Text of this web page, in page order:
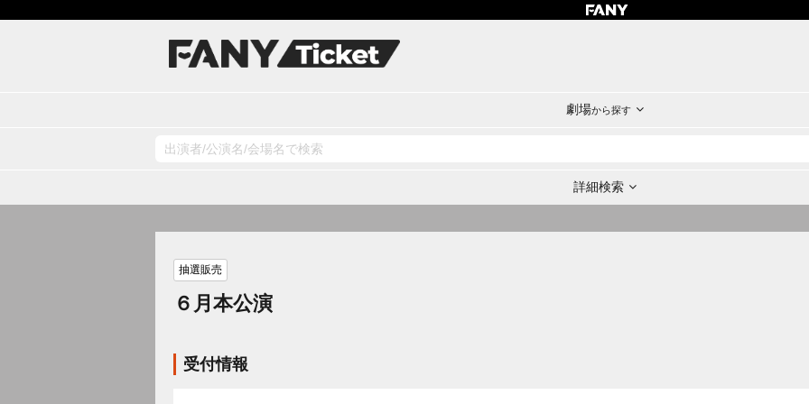
劇場から探す
詳細検索
抽選販売
６月本公演
受付情報